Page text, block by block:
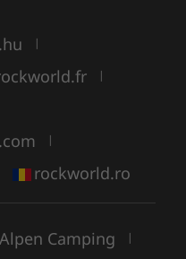
|
|
|
rockworld.ro
Alpen Camping |